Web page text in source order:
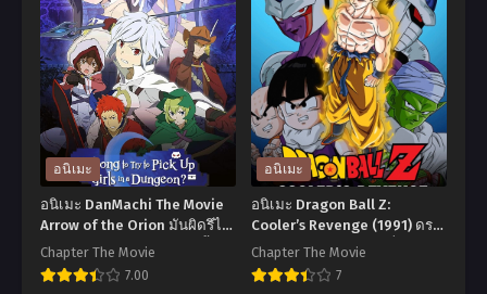
Kikansha
no
Mahou
wa
Tokubetsu
desu
พลัง
ขั้น
เทพ
ของ
Mahoutsukai
Yome
Season
2
เจ้า
สาว
ผม
แดง
กับ
อนิเมะ
อนิเมะ DanMachi The Movie
Arrow of the Orion มันผิดรึไง
ถ้าใจอยากจะพบรักในดันเจี้ยน
เดอะ มูฟวี่ ซับไทย
Chapter The Movie
7.00
อนิเมะ
อนิเมะ Dragon Ball Z:
Cooler’s Revenge (1991) ดรา
ก้อนบอลแซด เดอะมูฟวี่ 05: การ
แก้แค้นของคูลเลอร์ พากย์ไทย
Chapter The Movie
7